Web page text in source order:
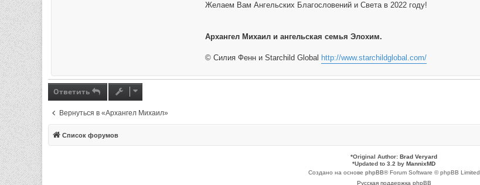
Желаем Вам Ангельских Благословений и Света в 2022 году!
Архангел Михаил и ангельская семья Элохим.
© Силия Фенн и Starchild Global http://www.starchildglobal.com/
Ответить
Вернуться в «Архангел Михаил»
Список форумов
*Original Author: Brad Veryard
*Updated to 3.2 by MannixMD
Создано на основе phpBB® Forum Software © phpBB Limited
Русская поддержка phpBB